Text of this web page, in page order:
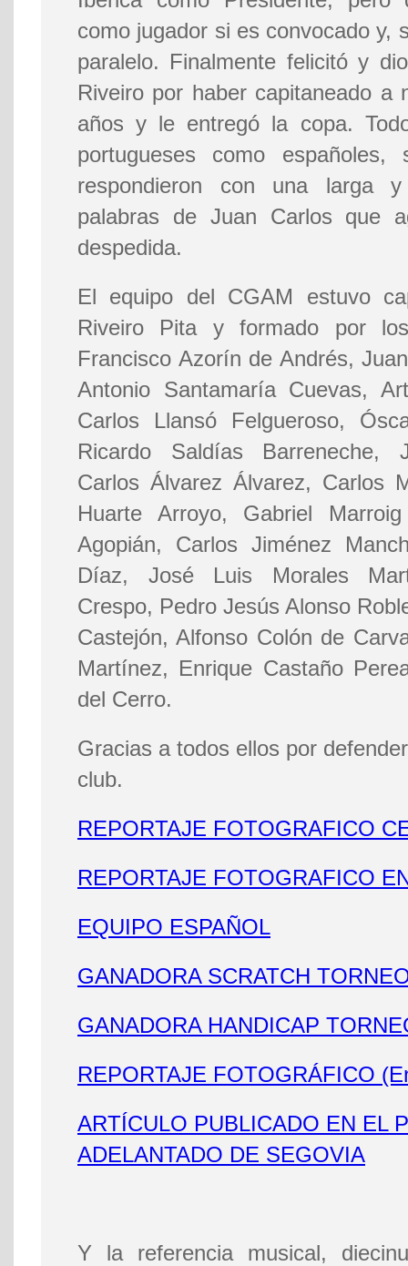
como jugador si es convocado y,
paralelo. Finalmente felicitó y
Riveiro por haber capitaneado a
años y le entregó la copa.
portugueses como
respondieron con una larga
palabras de Juan Carlos que
despedida.
El equipo del CGAM estuvo
Riveiro Pita y formado por
Francisco Azorín de Andrés,
Antonio Santamaría Cuevas,
Carlos Llansó Felgueroso,
Ricardo Saldías Barreneche,
Carlos Álvarez Álvarez, Carlos
Huarte Arroyo, Gabriel
Agopián, Carlos Jiménez
Díaz, José Luis Morales
Crespo, Pedro Jesús Alonso
Castejón, Alfonso Colón de
Martínez, Enrique Castaño
del Cerro.
Gracias a todos ellos por
club.
REPORTAJE FOTOGRAFICO
REPORTAJE FOTOGRAFICO
EQUIPO ESPAÑOL
GANADORA SCRATCH
GANADORA HANDICAP
REPORTAJE FOTOGRÁFICO
ARTÍCULO PUBLICADO EN EL
ADELANTADO DE SEGOVIA
Y la referencia musical,